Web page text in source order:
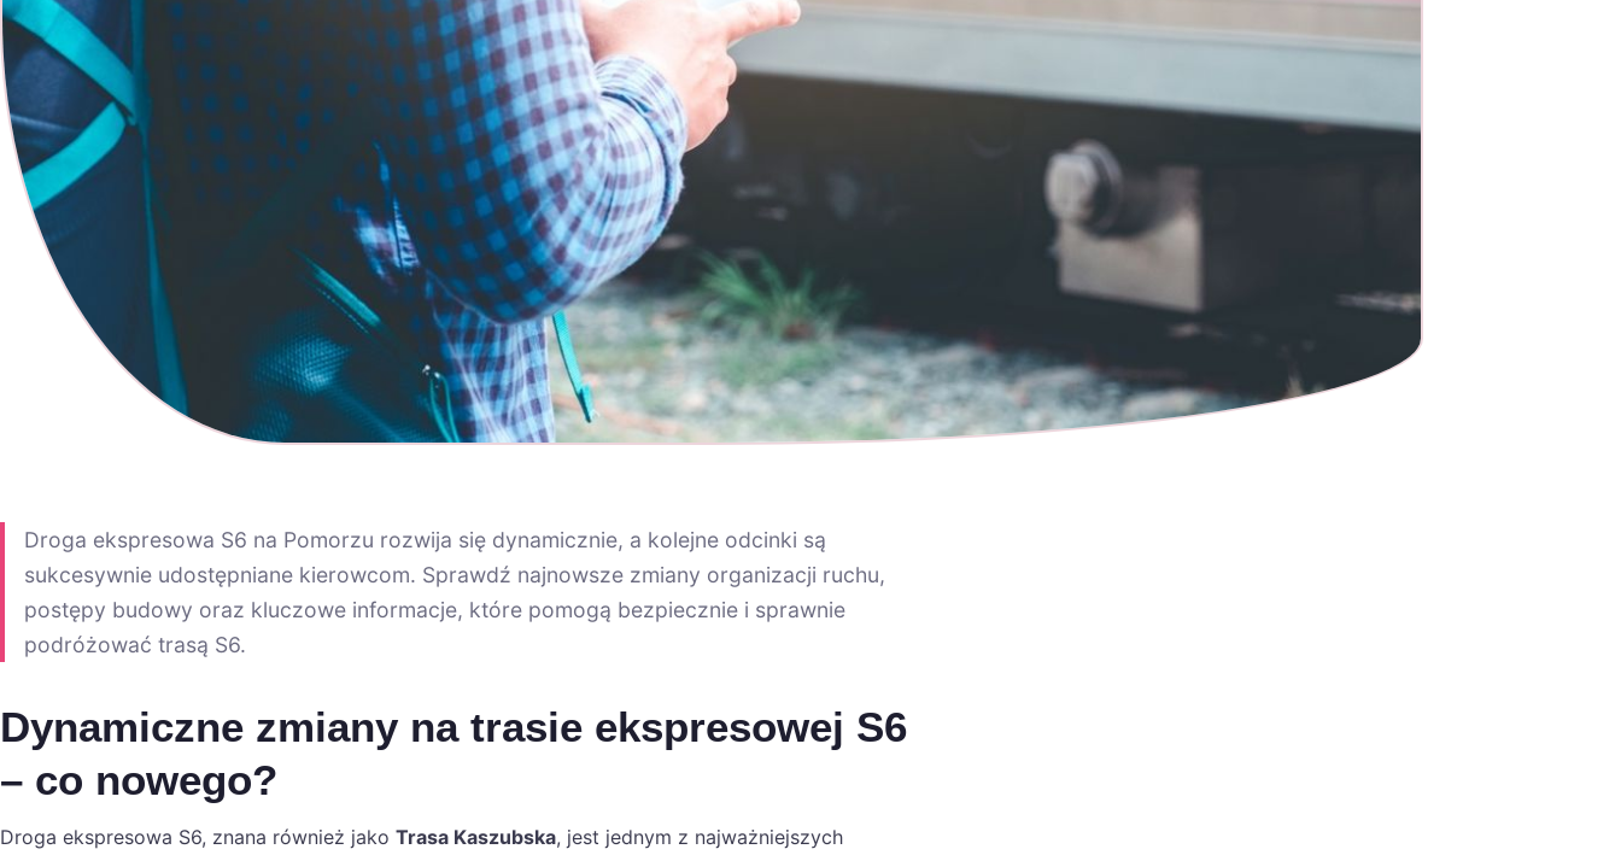
Droga ekspresowa S6 na Pomorzu rozwija się dynamicznie, a kolejne odcinki są
sukcesywnie udostępniane kierowcom. Sprawdź najnowsze zmiany organizacji ruchu,
postępy budowy oraz kluczowe informacje, które pomogą bezpiecznie i sprawnie
podróżować trasą S6.
Dynamiczne zmiany na trasie ekspresowej S6
– co nowego?
Droga ekspresowa S6, znana również jako Trasa Kaszubska, jest jednym z najważniejszych